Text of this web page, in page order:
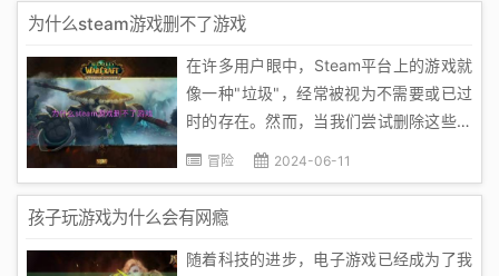
玩家喜爱。那么，为什么《饥荒》会被称
为“饥荒游戏”呢？本文将从多个角度深入
探讨这一话题。首先，从游戏设定...
为什么steam游戏删不了游戏
在许多用户眼中，Steam平台上的游戏就
像一种"垃圾"，经常被视为不需要或已过
时的存在。然而，当我们尝试删除这些游
戏时，我们可能会发现这是一件困难的事
删除的原因。一、版权问题首先，Steam
平台上的许多游戏都受版权保护。这意味
着开发者拥有对这些...
冒险 2024-06-11
孩子玩游戏为什么会有网瘾
随着科技的进步，电子游戏已经成为了我